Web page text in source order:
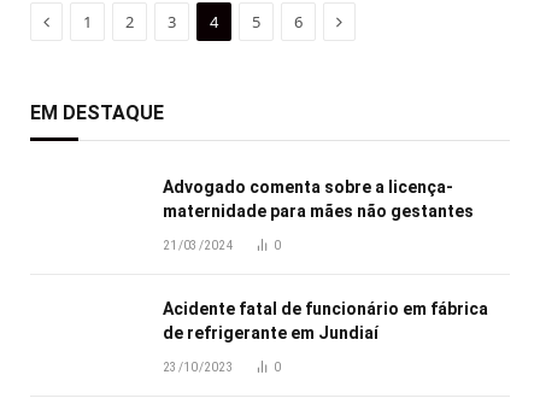
Previous
1 2 3 4 5 6 Next
EM DESTAQUE
Advogado comenta sobre a licença-
maternidade para mães não gestantes
21/03/2024 0
Acidente fatal de funcionário em fábrica
de refrigerante em Jundiaí
23/10/2023 0